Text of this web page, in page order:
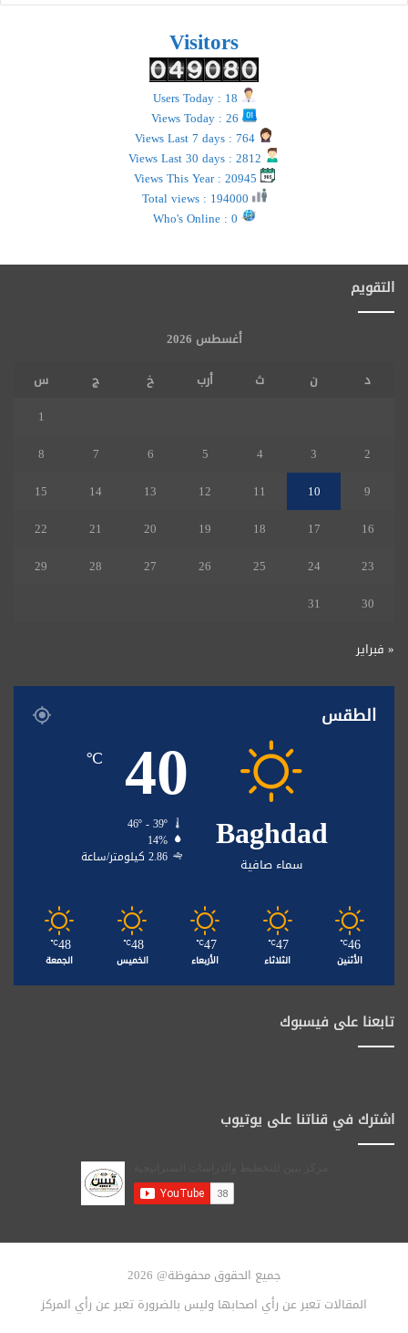
Visitors
التقويم
أغسطس 2026
د
ن ث أرب خ ج
س
1
2
3
4
5
6
7
8
9
10
11
12
13
14
15
16
17
18
19
20
21
22
23
24
25
26
27
28
29
30
31
« فبراير
الطقس
Baghdad
سماء صافية
40
℃
46º - 39º
14%
2.86 كيلومتر/ساعة
46
℃
الأثنين
47
℃
الثلاثاء
47
℃
الأربعاء
48
℃
الخميس
48
℃
الجمعة
تابعنا على فيسبوك
اشترك في قناتنا على يوتيوب
جميع الحقوق محفوظة@ 2026
المقالات تعبر عن رأي اصحابها وليس بالضرورة تعبر عن رأي المركز